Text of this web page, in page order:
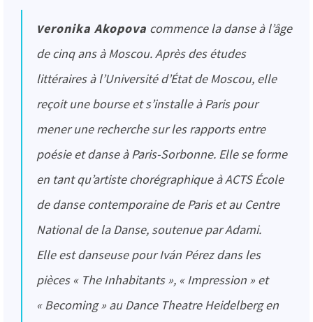
Veronika Akopova commence la danse à l’âge
de cinq ans à Moscou. Après des études
littéraires à l’Université d’État de Moscou, elle
reçoit une bourse et s’installe à Paris pour
mener une recherche sur les rapports entre
poésie et danse à Paris-Sorbonne. Elle se forme
en tant qu’artiste chorégraphique à ACTS École
de danse contemporaine de Paris et au Centre
National de la Danse, soutenue par Adami.
Elle est danseuse pour Iván Pérez dans les
pièces « The Inhabitants », « Impression » et
« Becoming » au Dance Theatre Heidelberg en